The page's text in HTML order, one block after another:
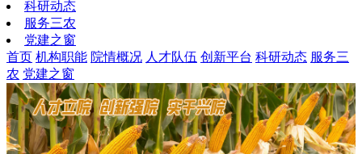
科研动态
服务三农
党建之窗
首页 机构职能 院情概况 人才队伍 创新平台 科研动态 服务三
农 党建之窗